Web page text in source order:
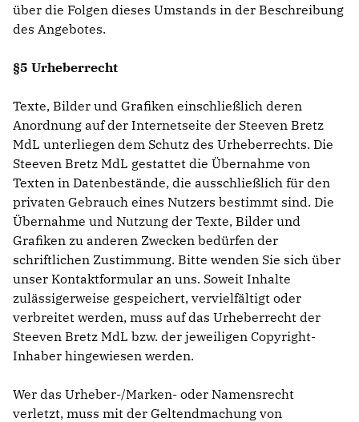
über die Folgen dieses Umstands in der Beschreibung
des Angebotes.
§5 Urheberrecht
Texte, Bilder und Grafiken einschließlich deren
Anordnung auf der Internetseite der Steeven Bretz
MdL unterliegen dem Schutz des Urheberrechts. Die
Steeven Bretz MdL gestattet die Übernahme von
Texten in Datenbestände, die ausschließlich für den
privaten Gebrauch eines Nutzers bestimmt sind. Die
Übernahme und Nutzung der Texte, Bilder und
Grafiken zu anderen Zwecken bedürfen der
schriftlichen Zustimmung. Bitte wenden Sie sich über
unser Kontaktformular an uns. Soweit Inhalte
zulässigerweise gespeichert, vervielfältigt oder
verbreitet werden, muss auf das Urheberrecht der
Steeven Bretz MdL bzw. der jeweiligen Copyright-
Inhaber hingewiesen werden.
Wer das Urheber-/Marken- oder Namensrecht
verletzt, muss mit der Geltendmachung von